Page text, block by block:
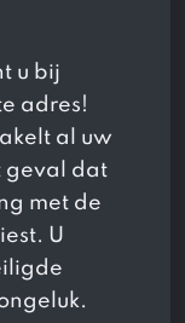
u bij
adres!
al uw
geval dat
met de
U